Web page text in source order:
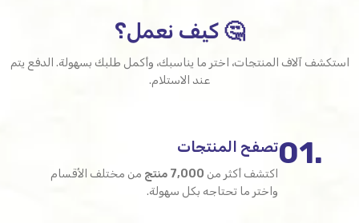
🤔 كيف نعمل؟
استكشف آلاف المنتجات، اختر ما يناسبك، وأكمل طلبك بسهولة. الدفع يتم
عند الاستلام.
.01 تصفح المنتجات
اكتشف أكثر من 7,000 منتج
من مختلف الأقسام
واختر ما تحتاجه بكل سهولة.